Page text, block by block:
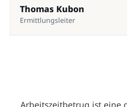
Thomas Kubon
Ermittlungsleiter
Arbeitszeitbetrug ist eine